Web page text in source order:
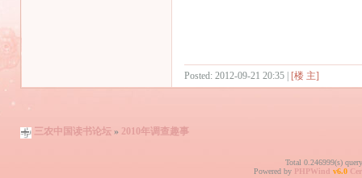
Posted: 2012-09-21 20:35 | [楼 主]
三农中国读书论坛 » 2010年调查趣事
Total 0.246999(s)
Powered by PHPWind v6.0